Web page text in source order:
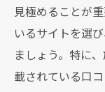
口コミ
ステップ
見極めることが
いるサイトを選
ましょう。特に
載されている口